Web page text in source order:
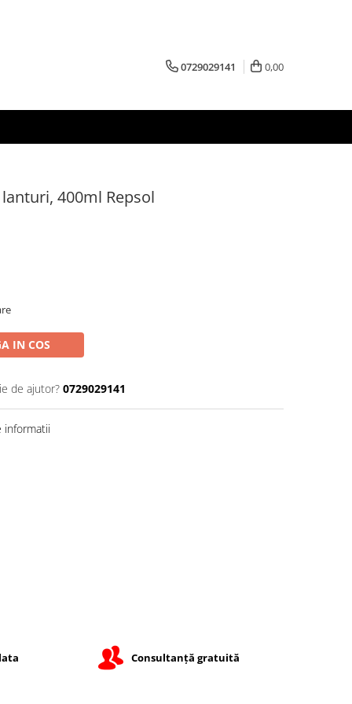
0729029141 0,00
400ml Repsol
IN COS
de ajutor? 0729029141
informatii
Consultanță gratuită